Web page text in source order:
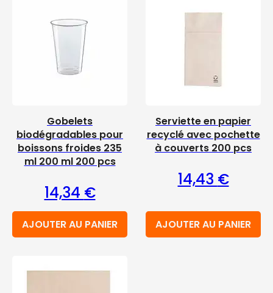
Gobelets
biodégradables pour
boissons froides 235
ml 200 ml 200 pcs
14,34 €
AJOUTER AU PANIER
Serviette en papier
recyclé avec pochette
à couverts 200 pcs
14,43 €
AJOUTER AU PANIER